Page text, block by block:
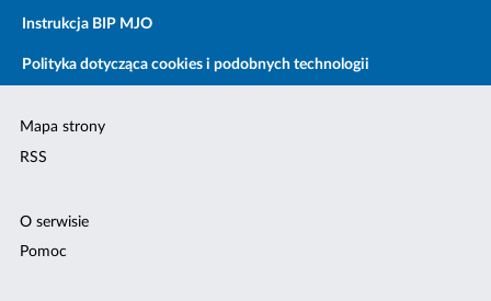
Instrukcja BIP MJO
Polityka dotycząca cookies i podobnych technologii
Mapa strony
RSS
O serwisie
Pomoc